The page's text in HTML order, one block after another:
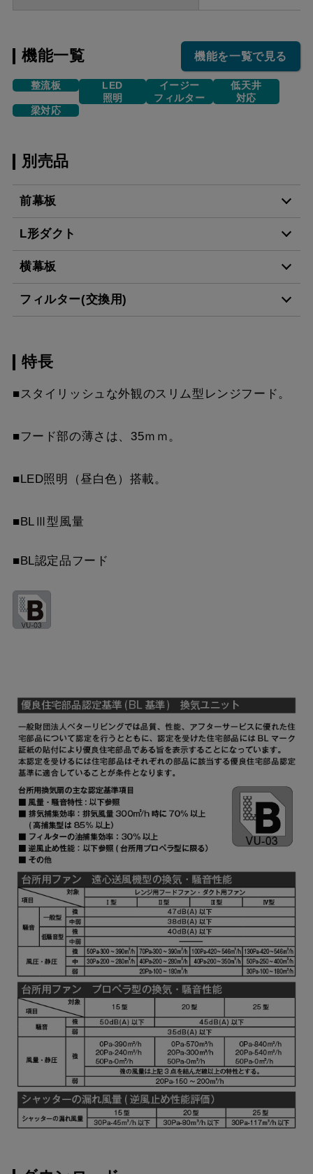
機能一覧 機能を一覧で見る
整流板
LED
照明
イージー
フィルター
低天井
対応
梁対応
別売品
前幕板
MPB-6465 BK ¥8,140（税抜価格 ￥
MPB-6465 W ¥8,140（税抜価格 ￥
MPB-6465 SBK
MPB-6565 W
MPB-6565 SI
L形ダクト
LD-15 ¥3,520（税抜価格 ￥
横幕板
YMP465-C300 W
YMP465-C300 SI ¥9,570（税抜価格 ￥
YMP465-C300 SBK
YMP565-C300 BK
YMP665-C300 BK
YMP665-C300 SBK ¥10,780（税抜価格 ￥
YMKP465-C350 BK ¥7,810（税抜価格 ￥
YMKP465-C350 W ¥7,810（税抜価格 ￥
YMKP465-C350 SI ¥9,570（税抜価格 ￥
YMKP465-C350
SBK
YMKP565-C350 BK ¥7,810（税抜価格 ￥
YMKP565-C350 W ¥7,810（税抜価格 ￥
YMKP565-C350 SI ¥9,570（税抜価格 ￥
YMKP565-C350
¥10,780（税抜価格 ￥
YMKP665-C350 BK ¥7,810（税抜価格 ￥
YMKP665-C350 W ¥7,810（税抜価格 ￥
フィルター(交換用)
VES-4001
FES-4001 ¥5,390（税抜価格 ￥
AES-4001
特長
■スタイリッシュな外観のスリム型レンジフード。
■フード部の薄さは、35ｍｍ。
■LED照明（昼白色）搭載。
■BLⅢ型風量
■BL認定品フード